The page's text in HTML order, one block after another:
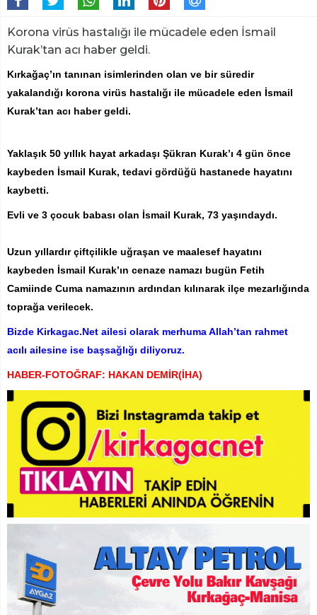
Korona virüs hastalığı ile mücadele eden İsmail
Kurak’tan acı haber geldi.
Kırkağaç’ın tanınan isimlerinden olan ve bir süredir
yakalandığı korona virüs hastalığı ile mücadele eden İsmail
Kurak’tan acı haber geldi.
Yaklaşık 50 yıllık hayat arkadaşı Şükran Kurak’ı 4 gün önce
kaybeden İsmail Kurak, tedavi gördüğü hastanede hayatını
kaybetti.
Evli ve 3 çocuk babası olan İsmail Kurak, 73 yaşındaydı.
Uzun yıllardır çiftçilikle uğraşan ve maalesef hayatını
kaybeden İsmail Kurak’ın cenaze namazı bugün Fetih
Camiinde Cuma namazının ardından kılınarak ilçe mezarlığında
toprağa verilecek.
Bizde Kirkagac.Net ailesi olarak merhuma Allah’tan rahmet
acılı ailesine ise başsağlığı diliyoruz.
HABER-FOTOĞRAF: HAKAN DEMİR(İHA)